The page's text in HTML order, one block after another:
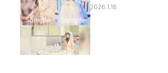
2026.1.16